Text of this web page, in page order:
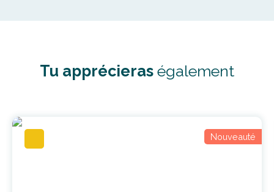
Tu apprécieras également
Nouveauté